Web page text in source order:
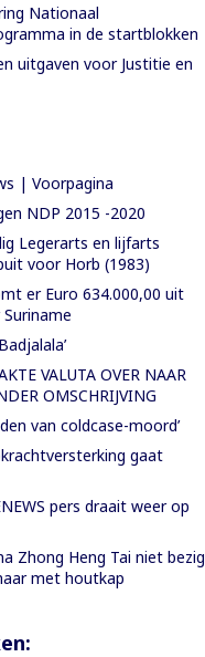
Nationaal
in de startblokken
uitgaven voor Justitie en
| Voorpagina
NDP 2015 -2020
Legerarts en lijfarts
voor Horb (1983)
er Euro 634.000,00 uit
VALUTA OVER NAAR
OMSCHRIJVING
van coldcase-moord’
gaat
pers draait weer op
Zhong Heng Tai niet bezig
met houtkap